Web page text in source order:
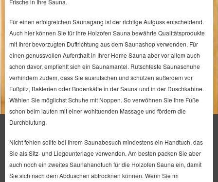
Frische in Ihre Sauna.
Für einen erfolgreichen Saunagang ist der richtige Aufguss entscheidend.
Auch hier können Sie für Ihre Holzofen Sauna bewährte Qualitätsprodukte
mit Ihrer bevorzugten Duftrichtung aus dem Saunashop verwenden. Für
einen genussvollen Aufenthalt in Ihrer Home Sauna aber vor allem auch
schon davor, empfiehlt sich ein Saunamantel. Rutschfeste Saunaschuhe
verhindern zudem, dass Sie ausrutschen und schützen außerdem vor
Fußpilz, Bakterien oder Bodenkälte in der Sauna und in der Duschkabine.
Wählen Sie möglichst Schuhe mit Noppen. So verwöhnen Sie Ihre Füße
schon beim laufen mit einer wohltuenden Massage und fördern die
Durchblutung.
Nicht fehlen sollte bei Ihrem Saunabesuch mindestens ein Handtuch, das
Sie als Sitz- und Liegeunterlage verwenden. Am besten packen Sie aber
auch noch ein zweites Saunahandtuch für die Holzofen Sauna ein, damit
Sie sich nach dem Abduschen abtrocknen können. Wenn Sie im